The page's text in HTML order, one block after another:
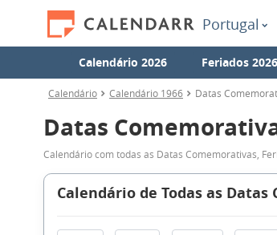
Portugal
Calendário 2026 Feriados 2026
Calendário Calendário 1966 Datas
Datas
Calendário com todas as Datas Comemorativas,
Calendário de Todas as